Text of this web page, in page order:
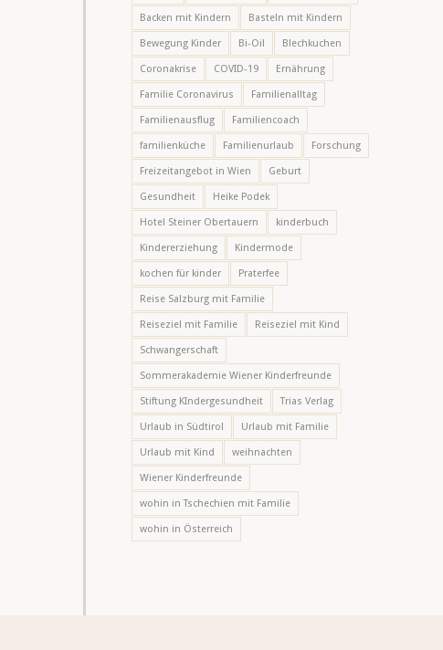
Backen mit Kindern Basteln mit Kindern
Bewegung Kinder Bi-Oil Blechkuchen
Coronakrise COVID-19 Ernährung
Familie Coronavirus Familienalltag
Familienausflug Familiencoach
familienküche Familienurlaub Forschung
Freizeitangebot in Wien Geburt
Gesundheit Heike Podek
Hotel Steiner Obertauern kinderbuch
Kindererziehung Kindermode
kochen für kinder Praterfee
Reise Salzburg mit Familie
Reiseziel mit Familie Reiseziel mit Kind
Schwangerschaft
Sommerakademie Wiener Kinderfreunde
Stiftung KIndergesundheit Trias Verlag
Urlaub in Südtirol Urlaub mit Familie
Urlaub mit Kind weihnachten
Wiener Kinderfreunde
wohin in Tschechien mit Familie
wohin in Österreich